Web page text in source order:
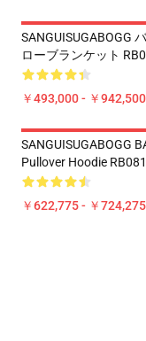
SANGUISUGABOGG
ローブランケット
￥493,000 - ￥942,500
SANGUISUGABOGG
Pullover Hoodie
￥622,775 - ￥724,275